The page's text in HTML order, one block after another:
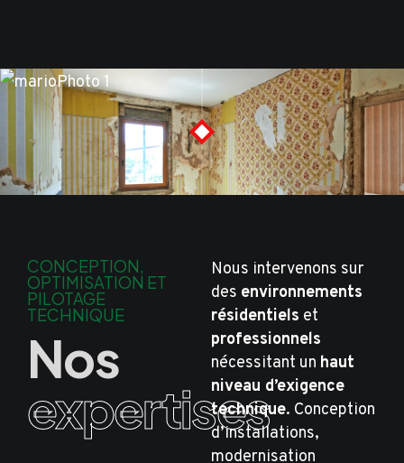
CONCEPTION,
OPTIMISATION ET
PILOTAGE
TECHNIQUE
Nos
expertises
Nous intervenons sur
des environnements
résidentiels et
professionnels
nécessitant un haut
niveau d’exigence
technique. Conception
d’installations,
modernisation